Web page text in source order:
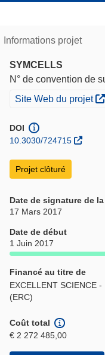
Informations projet
SYMCELLS
N° de convention de
(s’ouvre dans une
Site Web du projet
DOI
10.3030/724715
Projet clôturé
Date de signature de la
17 Mars 2017
Date de début
1 Juin 2017
Financé au titre de
EXCELLENT SCIENCE
(ERC)
Coût total
€ 2 272 485,00